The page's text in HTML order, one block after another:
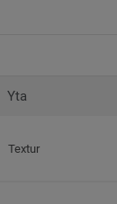
Yta
Textur